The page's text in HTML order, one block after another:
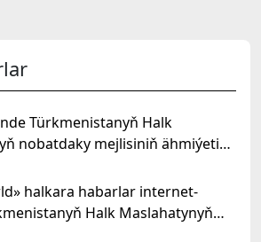
Türkmenistanyň Halk
nobatdaky mejlisiniň ähmiýetine
bagyşlanan maslahat geçirildi
halkara habarlar internet-
Halk Maslahatynyň